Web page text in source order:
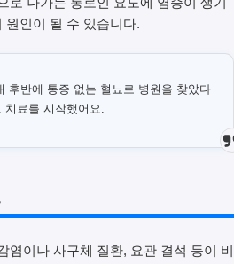
원인이 될 수 있습니다.
후반에 통증 없는 혈뇨로 병원을 찾았다
치료를 시작했어요.
염이나 사구체 질환, 요관 결석 등이 비